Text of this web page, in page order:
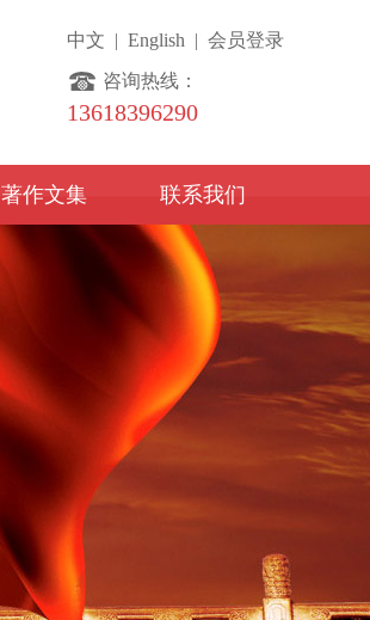
中文 | English | 会员登录
咨询热线：
13618396290
著作文集 联系我们